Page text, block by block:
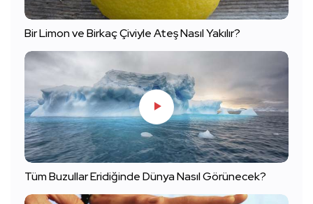
Bir Limon ve Birkaç Çiviyle Ateş Nasıl Yakılır?
Tüm Buzullar Eridiğinde Dünya Nasıl Görünecek?